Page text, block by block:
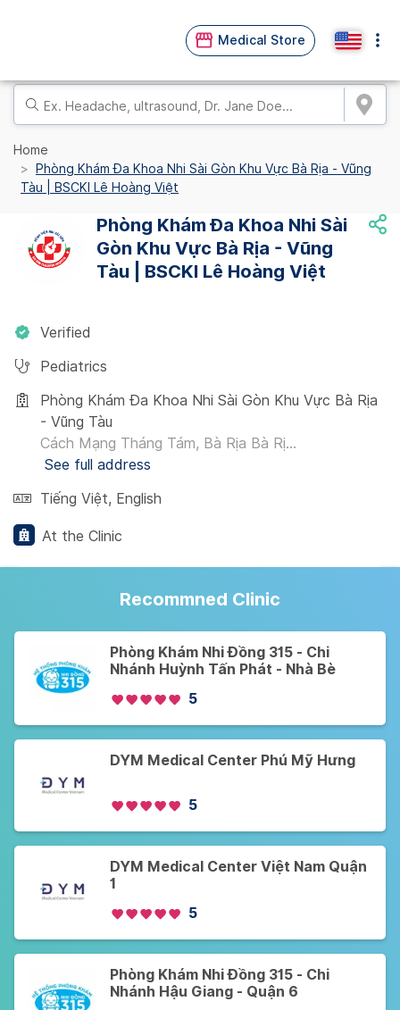
Medical Store
Home
Phòng Khám Đa Khoa Nhi Sài Gòn Khu Vực Bà Rịa - Vũng
Tàu | BSCKI Lê Hoàng Việt
Phòng Khám Đa Khoa Nhi Sài
Gòn Khu Vực Bà Rịa - Vũng
Tàu | BSCKI Lê Hoàng Việt
Verified
Pediatrics
Phòng Khám Đa Khoa Nhi Sài Gòn Khu Vực Bà Rịa
- Vũng Tàu
Cách Mạng Tháng Tám, Bà Rịa Bà Rị...
See full address
Tiếng Việt, English
At the Clinic
Recommned Clinic
Phòng Khám Nhi Đồng 315 - Chi
Nhánh Huỳnh Tấn Phát - Nhà Bè
5
DYM Medical Center Phú Mỹ Hưng
5
DYM Medical Center Việt Nam Quận
1
5
Phòng Khám Nhi Đồng 315 - Chi
Nhánh Hậu Giang - Quận 6